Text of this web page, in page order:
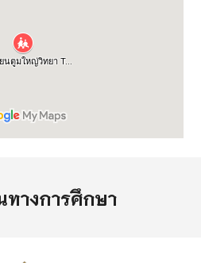
ทางการศึกษา